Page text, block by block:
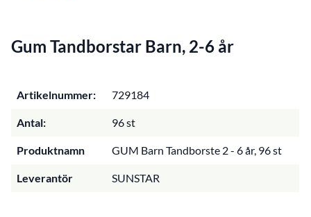
Gum Tandborstar Barn, 2-6 år
Artikelnummer: 729184
Antal: 96 st
Produktnamn GUM Barn Tandborste 2 - 6 år, 96 st
Leverantör SUNSTAR